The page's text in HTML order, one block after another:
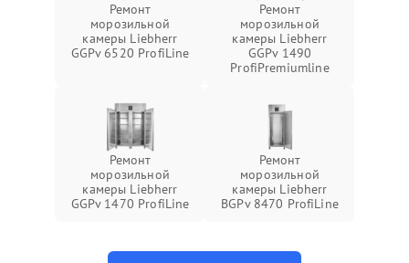
Ремонт
морозильной
камеры Liebherr
GGPv 6520 ProfiLine
Ремонт
морозильной
камеры Liebherr
GGPv 1490
ProfiPremiumline
Ремонт
морозильной
камеры Liebherr
GGPv 1470 ProfiLine
Ремонт
морозильной
камеры Liebherr
BGPv 8470 ProfiLine